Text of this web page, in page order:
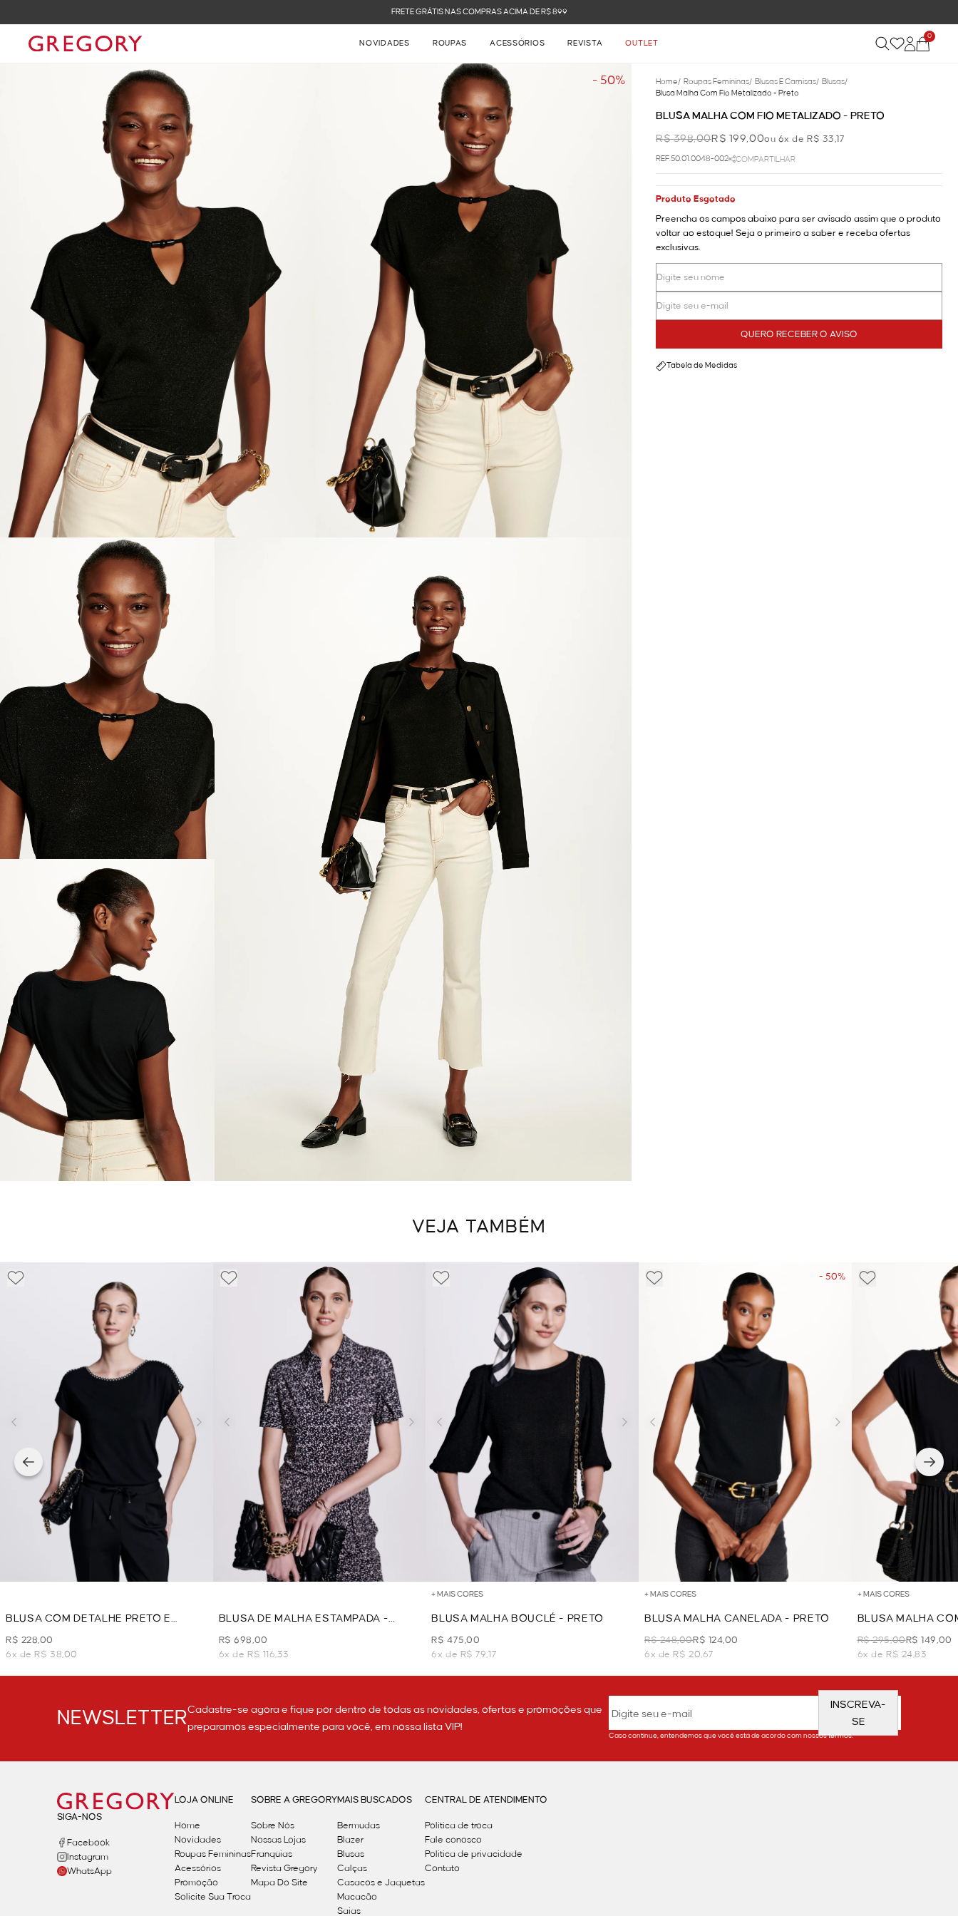
FRETE GRÁTIS NAS COMPRAS ACIMA DE R$ 899
NOVIDADES ROUPAS ACESSÓRIOS REVISTA OUTLET
0
- 50% Home/ Roupas Femininas/ Blusas E Camisas/ Blusas/
Blusa Malha Com Fio Metalizado - Preto
BLUSA MALHA COM FIO METALIZADO - PRETO
R$ 398,00R$ 199,00ou 6x de R$ 33,17
REF.50.01.0048-002 COMPARTILHAR
Produto Esgotado
Preencha os campos abaixo para ser avisado assim que o produto
voltar ao estoque! Seja o primeiro a saber e receba ofertas
exclusivas.
QUERO RECEBER O AVISO
Tabela de Medidas
VEJA TAMBÉM
BLUSA COM DETALHE PRETO E
BRANCO - PRETO
R$ 228,00
6x de R$ 38,00
BLUSA DE MALHA ESTAMPADA -
PRETO
R$ 698,00
6x de R$ 116,33
+ MAIS CORES
BLUSA MALHA BOUCLÉ - PRETO
R$ 475,00
6x de R$ 79,17
- 50%
+ MAIS CORES
BLUSA MALHA CANELADA - PRETO
R$ 248,00R$ 124,00
6x de R$ 20,67
+ MAIS CORES
BLUSA MALHA
PRETO
R$ 295,00R$ 149,00
6x de R$ 24,83
NEWSLETTERCadastre-se agora e fique por dentro de todas as novidades, ofertas e promoções que
preparamos especialmente para você, em nossa lista VIP!
INSCREVA-
SE
Caso continue, entendemos que você está de acordo com nossos termos.
SIGA-NOS
Facebook
Instagram
WhatsApp
LOJA ONLINE
Home
Novidades
Roupas Femininas
Acessórios
Promoção
Solicite Sua Troca
SOBRE A GREGORY
Sobre Nós
Nossas Lojas
Franquias
Revista Gregory
Mapa Do Site
MAIS BUSCADOS
Bermudas
Blazer
Blusas
Calças
Casacos e Jaquetas
Macacão
Saias
CENTRAL DE ATENDIMENTO
Política de troca
Fale conosco
Politica de privacidade
Contato